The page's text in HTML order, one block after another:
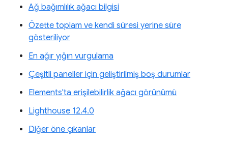
Ağ bağımlılık ağacı bilgisi
Özette toplam ve kendi süresi yerine süre
gösteriliyor
En ağır yığın vurgulama
Çeşitli paneller için geliştirilmiş boş durumlar
Elements'ta erişilebilirlik ağacı görünümü
Lighthouse 12.4.0
Diğer öne çıkanlar